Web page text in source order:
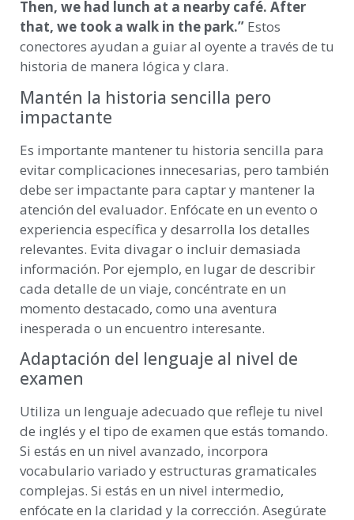
Then, we had lunch at a nearby café. After
that, we took a walk in the park.” Estos
conectores ayudan a guiar al oyente a través de tu
historia de manera lógica y clara.
Mantén la historia sencilla pero
impactante
Es importante mantener tu historia sencilla para
evitar complicaciones innecesarias, pero también
debe ser impactante para captar y mantener la
atención del evaluador. Enfócate en un evento o
experiencia específica y desarrolla los detalles
relevantes. Evita divagar o incluir demasiada
información. Por ejemplo, en lugar de describir
cada detalle de un viaje, concéntrate en un
momento destacado, como una aventura
inesperada o un encuentro interesante.
Adaptación del lenguaje al nivel de
examen
Utiliza un lenguaje adecuado que refleje tu nivel
de inglés y el tipo de examen que estás tomando.
Si estás en un nivel avanzado, incorpora
vocabulario variado y estructuras gramaticales
complejas. Si estás en un nivel intermedio,
enfócate en la claridad y la corrección. Asegúrate